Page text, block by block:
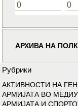
0 0
АРХИВА НА
Рубрики
АКТИВНОСТИ НА
АРМИЈАТА ВО
АРМИЈАТА И